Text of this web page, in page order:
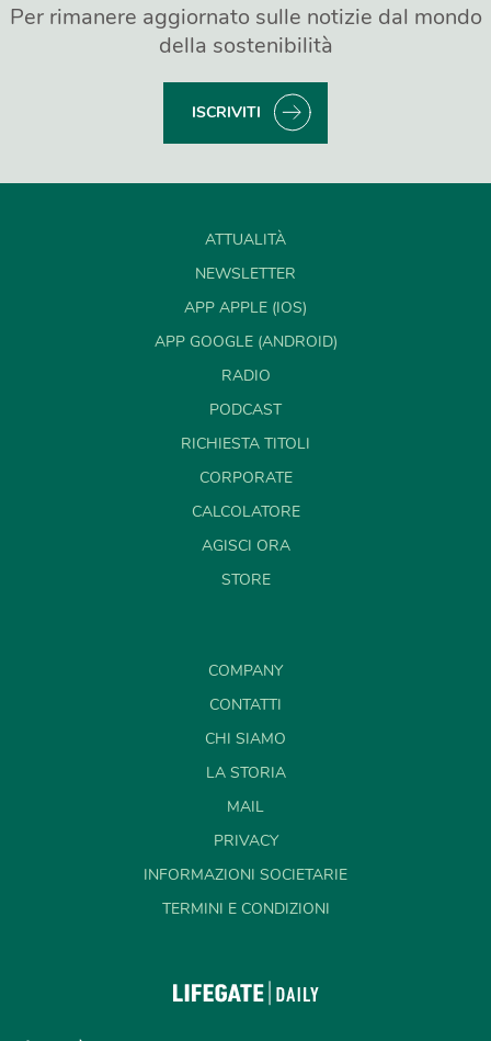
Per rimanere aggiornato sulle notizie dal mondo
della sostenibilità
ISCRIVITI
ATTUALITÀ
NEWSLETTER
APP APPLE (IOS)
APP GOOGLE (ANDROID)
RADIO
PODCAST
RICHIESTA TITOLI
CORPORATE
CALCOLATORE
AGISCI ORA
STORE
COMPANY
CONTATTI
CHI SIAMO
LA STORIA
MAIL
PRIVACY
INFORMAZIONI SOCIETARIE
TERMINI E CONDIZIONI